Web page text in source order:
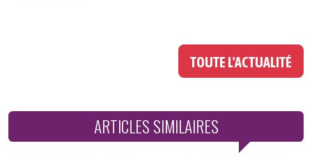
TOUTE L'ACTUALITÉ
ARTICLES SIMILAIRES